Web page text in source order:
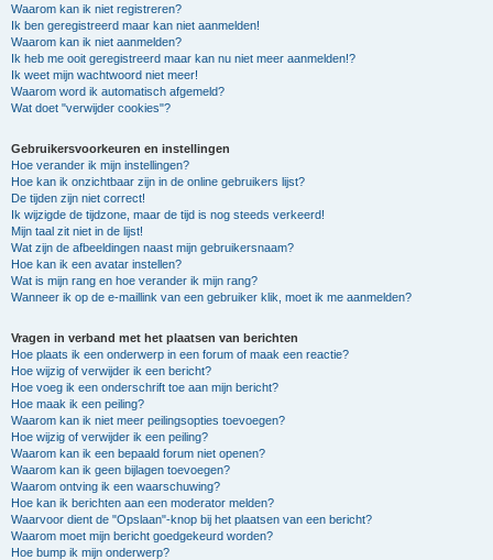
Waarom kan ik niet registreren?
Ik ben geregistreerd maar kan niet aanmelden!
Waarom kan ik niet aanmelden?
Ik heb me ooit geregistreerd maar kan nu niet meer aanmelden!?
Ik weet mijn wachtwoord niet meer!
Waarom word ik automatisch afgemeld?
Wat doet "verwijder cookies"?
Gebruikersvoorkeuren en instellingen
Hoe verander ik mijn instellingen?
Hoe kan ik onzichtbaar zijn in de online gebruikers lijst?
De tijden zijn niet correct!
Ik wijzigde de tijdzone, maar de tijd is nog steeds verkeerd!
Mijn taal zit niet in de lijst!
Wat zijn de afbeeldingen naast mijn gebruikersnaam?
Hoe kan ik een avatar instellen?
Wat is mijn rang en hoe verander ik mijn rang?
Wanneer ik op de e-maillink van een gebruiker klik, moet ik me aanmelden?
Vragen in verband met het plaatsen van berichten
Hoe plaats ik een onderwerp in een forum of maak een reactie?
Hoe wijzig of verwijder ik een bericht?
Hoe voeg ik een onderschrift toe aan mijn bericht?
Hoe maak ik een peiling?
Waarom kan ik niet meer peilingsopties toevoegen?
Hoe wijzig of verwijder ik een peiling?
Waarom kan ik een bepaald forum niet openen?
Waarom kan ik geen bijlagen toevoegen?
Waarom ontving ik een waarschuwing?
Hoe kan ik berichten aan een moderator melden?
Waarvoor dient de "Opslaan"-knop bij het plaatsen van een bericht?
Waarom moet mijn bericht goedgekeurd worden?
Hoe bump ik mijn onderwerp?